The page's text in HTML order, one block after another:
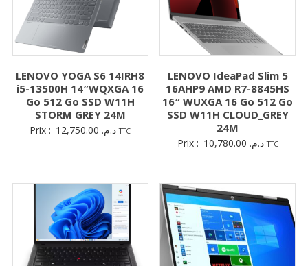
LENOVO YOGA S6 14IRH8
i5-13500H 14″WQXGA 16
Go 512 Go SSD W11H
STORM GREY 24M
Prix : د.م. TTC
LENOVO IdeaPad Slim 5
16AHP9 AMD R7-8845HS
16″ WUXGA 16 Go 512 Go
SSD W11H CLOUD_GREY
24M
Prix : د.م. TTC